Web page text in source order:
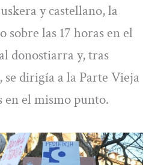
y castellano, la
sobre las 17 horas en el
donostiarra y, tras
dirigía a la Parte Vieja
en el mismo punto.